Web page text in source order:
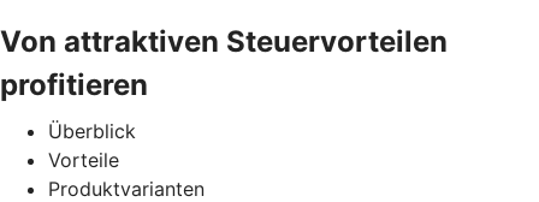
Von attraktiven Steuervorteilen
profitieren
Überblick
Vorteile
Produktvarianten